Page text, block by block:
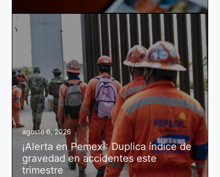
agosto 6, 2026
¡Alerta en Pemex!: Duplica índice de
gravedad en accidentes este
trimestre